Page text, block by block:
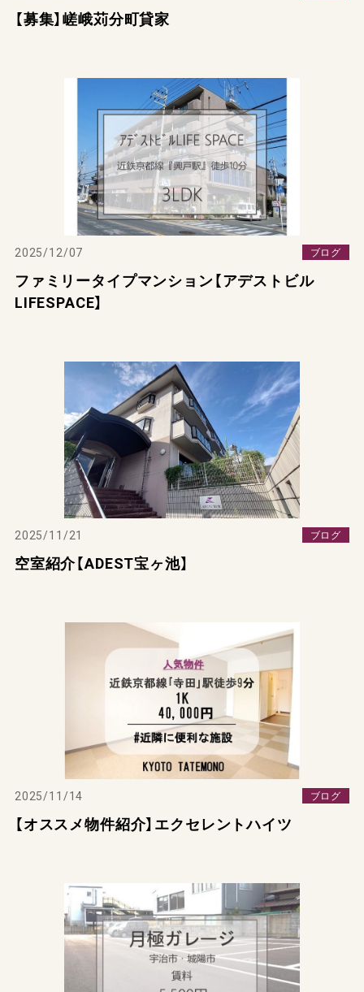
【募集】嵯峨苅分町貸家
2025/12/07 ブログ
ファミリータイプマンション【アデストビル
LIFESPACE】
2025/11/21 ブログ
空室紹介【ADEST宝ヶ池】
2025/11/14 ブログ
【オススメ物件紹介】エクセレントハイツ